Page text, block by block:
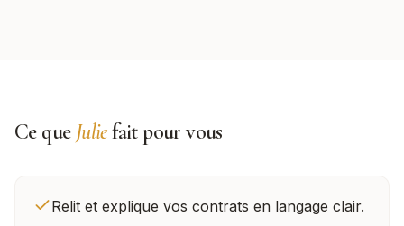
Ce que Juliefait pour vous
Relit et explique vos contrats en langage clair.